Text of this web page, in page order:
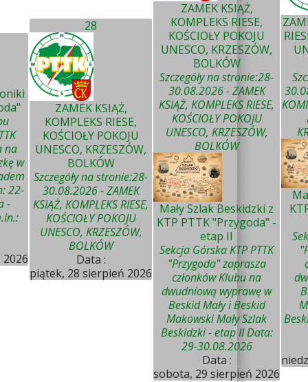
na
w
22-
-
28
ZAMEK KSIĄŻ,
KOMPLEKS RIESE,
KOŚCIOŁY POKOJU
UNESCO, KRZESZÓW,
BOLKÓW
Szczegóły na stronie:28-
30.08.2026 - ZAMEK
KSIĄŻ, KOMPLEKS RIESE,
KOŚCIOŁY POKOJU
UNESCO, KRZESZÓW,
BOLKÓW
Data :
piątek, 28 sierpień 2026
ZAMEK KSIĄŻ,
KOMPLEKS RIESE,
KOŚCIOŁY POKOJU
UNESCO, KRZESZÓW,
BOLKÓW
Szczegóły na stronie:28-
30.08.2026 - ZAMEK
KSIĄŻ, KOMPLEKS RIESE,
KOŚCIOŁY POKOJU
UNESCO, KRZESZÓW,
BOLKÓW
Mały Szlak Beskidzki z
KTP PTTK "Przygoda" -
etap II
Sekcja Górska KTP PTTK
"Przygoda" zaprasza
członków Klubu na
dwudniową wyprawę w
Beskid Mały i Beskid
Makowski Mały Szlak
Beskidzki - etap II Data:
29-30.08.2026
Data :
sobota, 29 sierpień 2026